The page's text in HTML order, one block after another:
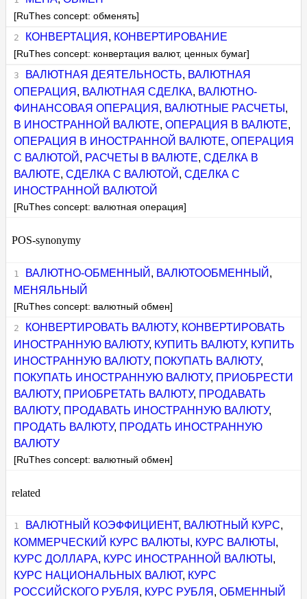
[RuThes concept: обменять]
КОНВЕРТАЦИЯ , КОНВЕРТИРОВАНИЕ
[RuThes concept: конвертация валют, ценных бумаг]
ВАЛЮТНАЯ ДЕЯТЕЛЬНОСТЬ, ВАЛЮТНАЯ
ОПЕРАЦИЯ , ВАЛЮТНАЯ СДЕЛКА, ВАЛЮТНО-
ФИНАНСОВАЯ ОПЕРАЦИЯ , ВАЛЮТНЫЕ РАСЧЕТЫ ,
В ИНОСТРАННОЙ ВАЛЮТЕ,ОПЕРАЦИЯ В ВАЛЮТЕ,
ОПЕРАЦИЯ В ИНОСТРАННОЙ ВАЛЮТЕ,ОПЕРАЦИЯ
С ВАЛЮТОЙ , РАСЧЕТЫ В ВАЛЮТЕ,СДЕЛКА В
ВАЛЮТЕ,СДЕЛКА С ВАЛЮТОЙ ,СДЕЛКА С
ИНОСТРАННОЙ ВАЛЮТОЙ
[RuThes concept: валютная операция]
POS-synonymy
ВАЛЮТНО-ОБМЕННЫЙ , ВАЛЮТООБМЕННЫЙ ,
МЕНЯЛЬНЫЙ
[RuThes concept: валютный обмен]
КОНВЕРТИРОВАТЬ ВАЛЮТУ, КОНВЕРТИРОВАТЬ
ИНОСТРАННУЮ ВАЛЮТУ, КУПИТЬ ВАЛЮТУ, КУПИТЬ
ИНОСТРАННУЮ ВАЛЮТУ, ПОКУПАТЬ ВАЛЮТУ,
ПОКУПАТЬ ИНОСТРАННУЮ ВАЛЮТУ, ПРИОБРЕСТИ
ВАЛЮТУ, ПРИОБРЕТАТЬ ВАЛЮТУ, ПРОДАВАТЬ
ВАЛЮТУ, ПРОДАВАТЬ ИНОСТРАННУЮ ВАЛЮТУ,
ПРОДАТЬ ВАЛЮТУ, ПРОДАТЬ ИНОСТРАННУЮ
ВАЛЮТУ
[RuThes concept: валютный обмен]
related
ВАЛЮТНЫЙ КОЭФФИЦИЕНТ, ВАЛЮТНЫЙ КУРС,
КОММЕРЧЕСКИЙ КУРС ВАЛЮТЫ , КУРС ВАЛЮТЫ ,
КУРС ДОЛЛАРА, КУРС ИНОСТРАННОЙ ВАЛЮТЫ ,
КУРС НАЦИОНАЛЬНЫХ ВАЛЮТ, КУРС
РОССИЙСКОГО РУБЛЯ , КУРС РУБЛЯ ,ОБМЕННЫЙ